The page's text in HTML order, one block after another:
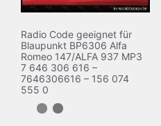
Radio Code geeignet für
Blaupunkt BP6306 Alfa
Romeo 147/ALFA 937 MP3
7 646 306 616 –
7646306616 – 156 074
555 0